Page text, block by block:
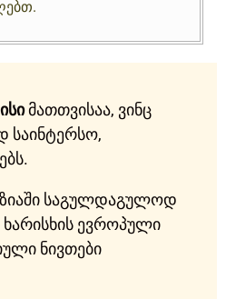
მათთვისაა, ვინც
საინტერსო,
საგულდაგულოდ
ევროპული
ნივთები